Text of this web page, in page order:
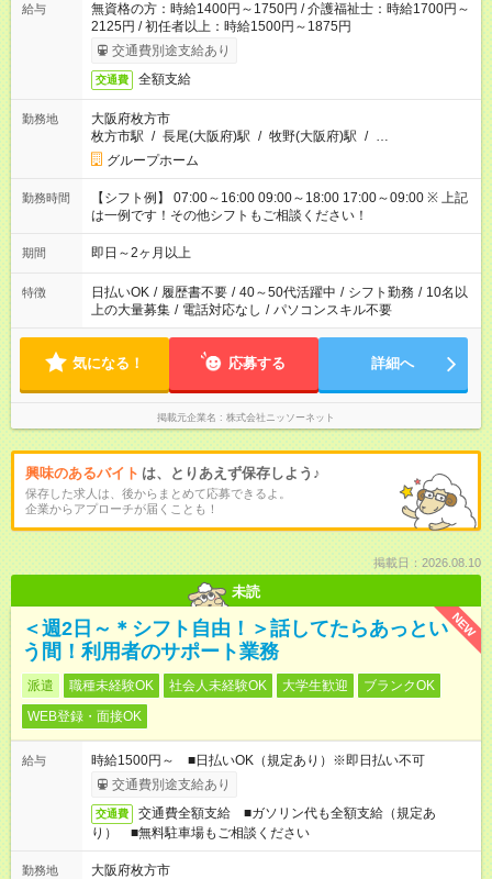
給与
無資格の方：時給1400円～1750円 / 介護福祉士：時給1700円～
2125円 / 初任者以上：時給1500円～1875円
交通費別途支給あり
交通費 全額支給
勤務地
大阪府枚方市
枚方市駅 / 長尾(大阪府)駅 / 牧野(大阪府)駅 / …
グループホーム
勤務時間
【シフト例】 07:00～16:00 09:00～18:00 17:00～09:00 ※ 上記
は一例です！その他シフトもご相談ください！
期間 即日～2ヶ月以上
特徴 日払いOK / 履歴書不要 / 40～50代活躍中 / シフト勤務 / 10名以
上の大量募集 / 電話対応なし / パソコンスキル不要
気になる！ 応募する 詳細へ
掲載元企業名 株式会社ニッソーネット
興味のあるバイト は、とりあえず保存しよう♪
保存した求人は、後からまとめて応募できるよ。
企業からアプローチが届くことも！
掲載日：2026.08.10
未読
NEW
＜週2日～＊シフト自由！＞話してたらあっとい
う間！利用者のサポート業務
派遣 職種未経験OK 社会人未経験OK 大学生歓迎
ブランクOK
WEB登録・面接OK
給与
時給1500円～ ■日払いOK（規定あり）※即日払い不可
交通費別途支給あり
交通費
交通費全額支給 ■ガソリン代も全額支給（規定あ
り） ■無料駐車場もご相談ください
勤務地
大阪府枚方市